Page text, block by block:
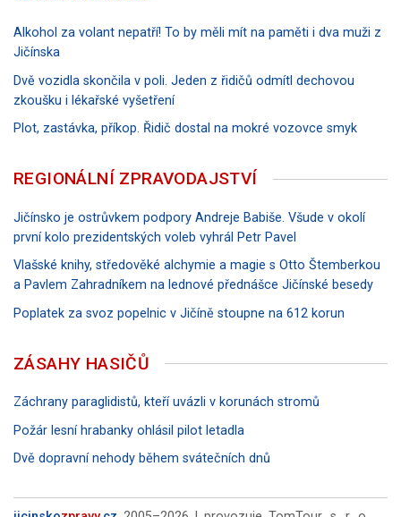
Alkohol za volant nepatří! To by měli mít na paměti i dva muži z
Jičínska
Dvě vozidla skončila v poli. Jeden z řidičů odmítl dechovou
zkoušku i lékařské vyšetření
Plot, zastávka, příkop. Řidič dostal na mokré vozovce smyk
REGIONÁLNÍ ZPRAVODAJSTVÍ
Jičínsko je ostrůvkem podpory Andreje Babiše. Všude v okolí
první kolo prezidentských voleb vyhrál Petr Pavel
Vlašské knihy, středověké alchymie a magie s Otto Štemberkou
a Pavlem Zahradníkem na lednové přednášce Jičínské besedy
Poplatek za svoz popelnic v Jičíně stoupne na 612 korun
ZÁSAHY HASIČŮ
Záchrany paraglidistů, kteří uvázli v korunách stromů
Požár lesní hrabanky ohlásil pilot letadla
Dvě dopravní nehody během svátečních dnů